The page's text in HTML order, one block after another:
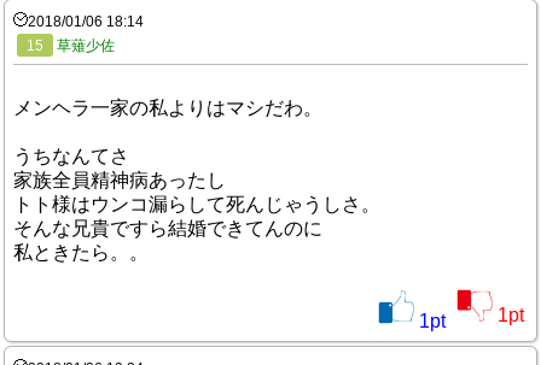
2018/01/06 18:14
15
草薙少佐
メンヘラ一家の私よりはマシだわ。
うちなんてさ
家族全員精神病あったし
トト様はウンコ漏らして死んじゃうしさ。
そんな兄貴ですら結婚できてんのに
私ときたら。。
1pt 1pt